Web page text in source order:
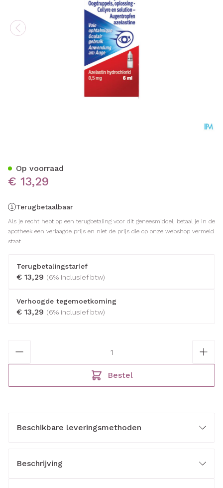
€ 13,29
Terugbetaalbaar
Als je recht hebt op een terugbetaling voor dit geneesmiddel, betaal je in de
apotheek een verlaagde prijs en niet de prijs die op onze webshop vermeld
staat.
Terugbetalingstarief
€ 13,29 (6% inclusief btw)
Verhoogde tegemoetkoming
€ 13,29 (6% inclusief btw)
Bestel
Op voorraad
Beschikbare leveringsmethoden
Beschrijving